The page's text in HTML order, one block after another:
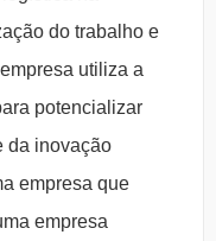
do trabalho e
utiliza a
potencializar
da inovação
empresa que
empresa